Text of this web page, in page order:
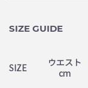
SIZE GUIDE
SIZE
ウエスト
cm